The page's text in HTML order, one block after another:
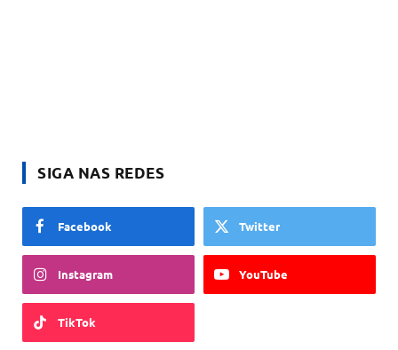
SIGA NAS REDES
Facebook Twitter
Instagram YouTube
TikTok